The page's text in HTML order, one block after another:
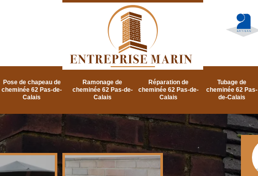
Pose de chapeau de
cheminée 62 Pas-de-
Calais
Ramonage de
cheminée 62 Pas-de-
Calais
Réparation de
cheminée 62 Pas-de-
Calais
Tubage de
cheminée 62 Pas-
de-Calais